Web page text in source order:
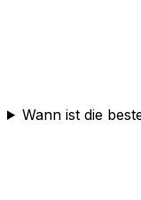
Wann ist die